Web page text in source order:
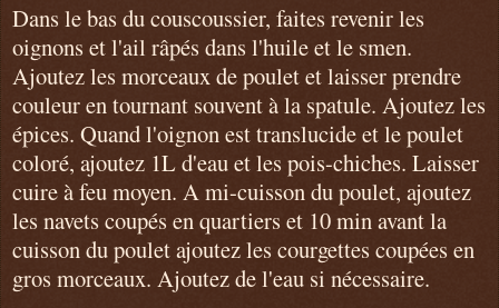
Dans le bas du couscoussier, faites revenir les
oignons et l'ail râpés dans l'huile et le smen.
Ajoutez les morceaux de poulet et laisser prendre
couleur en tournant souvent à la spatule. Ajoutez les
épices. Quand l'oignon est translucide et le poulet
coloré, ajoutez 1L d'eau et les pois-chiches. Laisser
cuire à feu moyen. A mi-cuisson du poulet, ajoutez
les navets coupés en quartiers et 10 min avant la
cuisson du poulet ajoutez les courgettes coupées en
gros morceaux. Ajoutez de l'eau si nécessaire.